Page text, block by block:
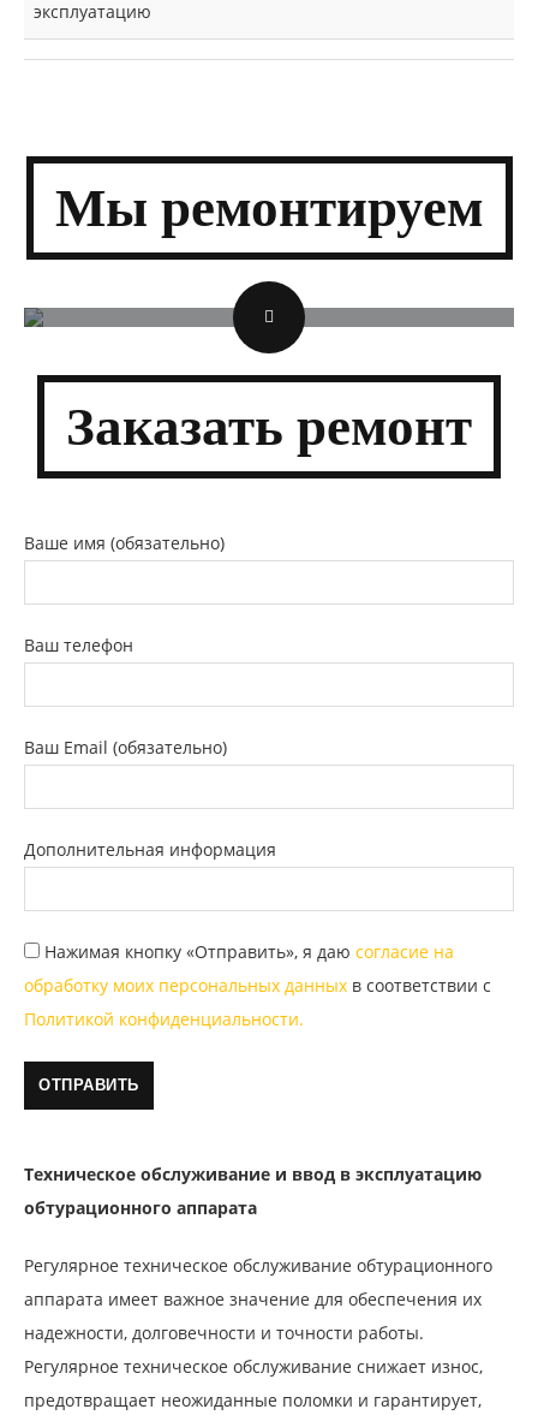
эксплуатацию
Мы ремонти­руем
Заказать ремонт
Ваше имя (обязательно)
Ваш телефон
Ваш Email (обязательно)
Дополнительная информация
Нажимая кнопку «Отправить», я даю согласие на
обработку моих персональных данных в соответствии с
Политикой конфиденциальности.
Техническое обслуживание и ввод в эксплуатацию
обтурационного аппарата
Регулярное техническое обслуживание обтурационного
аппарата имеет важное значение для обеспечения их
надежности, долговечности и точности работы.
Регулярное техническое обслуживание снижает износ,
предотвращает неожиданные поломки и гарантирует,